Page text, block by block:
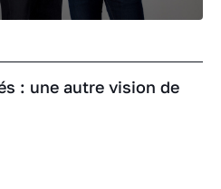
: une autre vision de